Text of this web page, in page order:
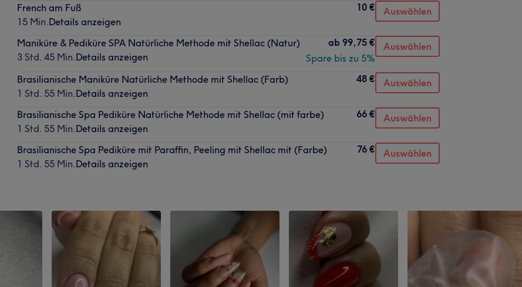
French am Fuß
15 Min.Details anzeigen
10 € Auswählen
Maniküre & Pediküre SPA Natürliche Methode mit Shellac (Natur)
3 Std. 45 Min.Details anzeigen
ab 99,75 €
Spare bis zu 5%
Auswählen
Brasilianische Maniküre Natürliche Methode mit Shellac (Farb)
1 Std. 55 Min.Details anzeigen
48 € Auswählen
Brasilianische Spa Pediküre Natürliche Methode mit Shellac (mit farbe)
1 Std. 55 Min.Details anzeigen
66 € Auswählen
Brasilianische Spa Pediküre mit Paraffin, Peeling mit Shellac mit (Farbe)
1 Std. 55 Min.Details anzeigen
76 € Auswählen